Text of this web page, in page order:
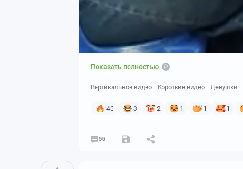
Показать полностью
Вертикальное видео Короткие видео Девушки
43 3 2 1 1 1
55